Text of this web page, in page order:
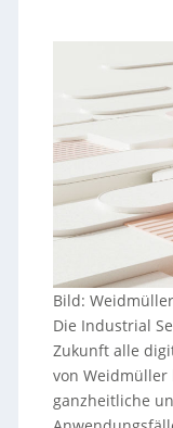
Bild:
Die Industrial
Zukunft alle
von Weidmüller
ganzheitliche